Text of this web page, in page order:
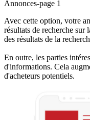
Annonces-page 1
Avec cette option, votre
résultats de recherche sur
des résultats de la
En outre, les parties
d'informations. Cela
d'acheteurs potentiels.